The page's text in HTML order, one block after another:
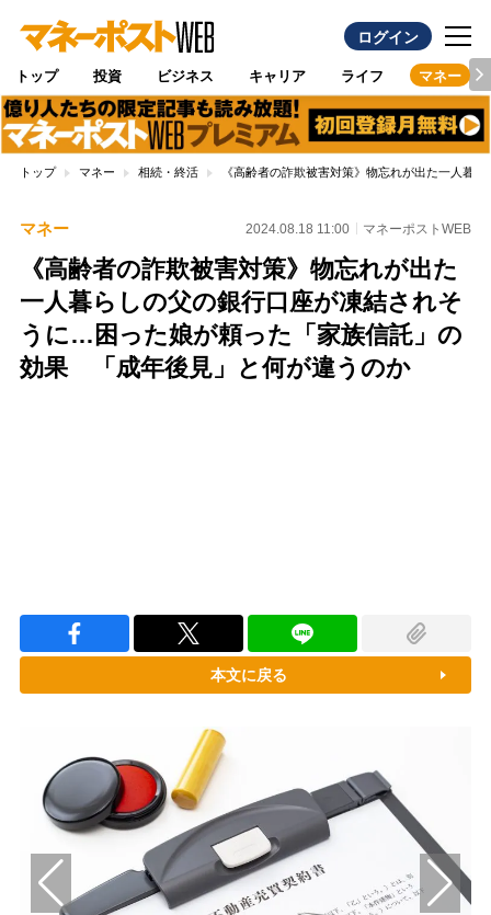
ログイン
トップ 投資 ビジネス キャリア ライフ マネー
トップ マネー 相続・終活 《高齢者の詐欺被害対策》物忘れが出た一人
マネー 2024.08.18 11:00 マネーポストWEB
《高齢者の詐欺被害対策》物忘れが出た
一人暮らしの父の銀行口座が凍結されそ
うに…困った娘が頼った「家族信託」の
効果 「成年後見」と何が違うのか
本文に戻る